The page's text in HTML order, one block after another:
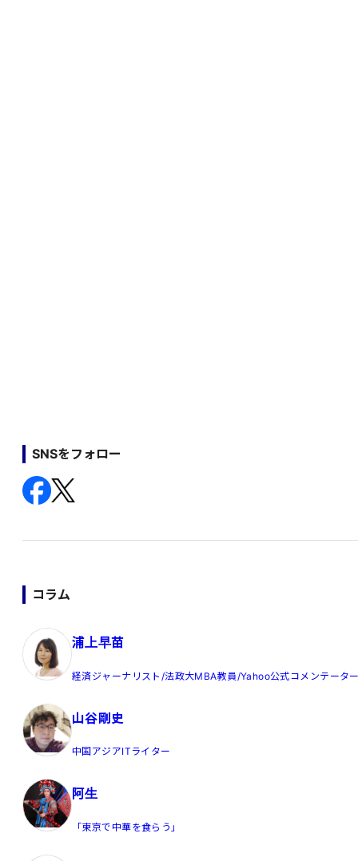
SNSをフォロー
コラム
浦上早苗
経済ジャーナリスト/法政大MBA教員/Yahoo公式コメンテータ
山谷剛史
中国アジアITライター
阿生
「東京で中華を食らう」